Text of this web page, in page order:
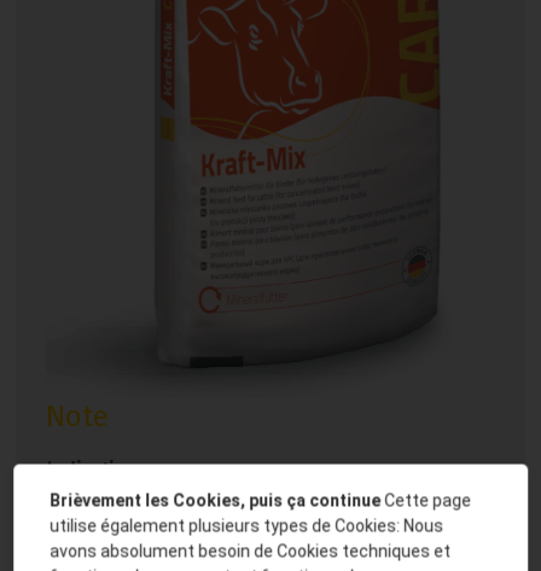
Note
Indication:
En tant qu’aliment de performance nous
recommandons notre mélange avec 3% de
Brièvement les Cookies, puis ça continueCette page
utilise également plusieurs types de Cookies: Nous
avons absolument besoin de Cookies techniques et